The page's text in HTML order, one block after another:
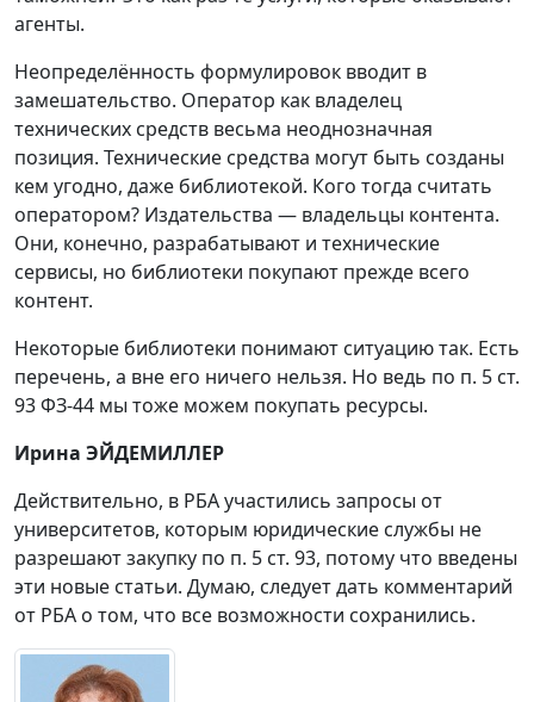
агенты.
Неопределённость формулировок вводит в
замешательство. Оператор как владелец
технических средств весьма неоднозначная
позиция. Технические средства могут быть созданы
кем угодно, даже библиотекой. Кого тогда считать
оператором? Издательства — владельцы контента.
Они, конечно, разрабатывают и технические
сервисы, но библиотеки покупают прежде всего
контент.
Некоторые библиотеки понимают ситуацию так. Есть
перечень, а вне его ничего нельзя. Но ведь по п. 5 ст.
93 ФЗ-44 мы тоже можем покупать ресурсы.
Ирина ЭЙДЕМИЛЛЕР
Действительно, в РБА участились запросы от
университетов, которым юридические службы не
разрешают закупку по п. 5 ст. 93, потому что введены
эти новые статьи. Думаю, следует дать комментарий
от РБА о том, что все возможности сохранились.